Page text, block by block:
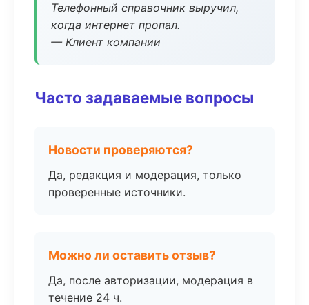
Телефонный справочник выручил,
когда интернет пропал.
— Клиент компании
Часто задаваемые вопросы
Новости проверяются?
Да, редакция и модерация, только
проверенные источники.
Можно ли оставить отзыв?
Да, после авторизации, модерация в
течение 24 ч.